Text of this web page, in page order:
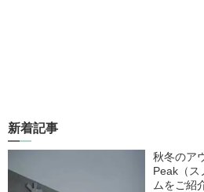
新着記事
秋冬のア
Peak（ス
ムをご紹